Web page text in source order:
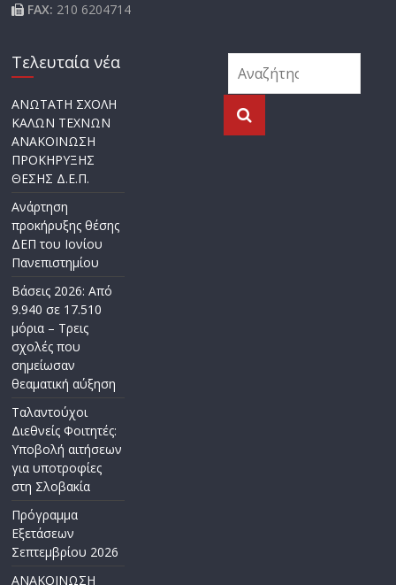
FAX: 210 6204714
Τελευταία νέα
ΑΝΩΤΑΤΗ ΣΧΟΛΗ
ΚΑΛΩΝ ΤΕΧΝΩΝ
ΑΝΑΚΟΙΝΩΣΗ
ΠΡΟΚΗΡΥΞΗΣ
ΘΕΣΗΣ Δ.Ε.Π.
Ανάρτηση
προκήρυξης θέσης
ΔΕΠ του Ιονίου
Πανεπιστημίου
Βάσεις 2026: Από
9.940 σε 17.510
μόρια – Τρεις
σχολές που
σημείωσαν
θεαματική αύξηση
Ταλαντούχοι
Διεθνείς Φοιτητές:
Υποβολή αιτήσεων
για υποτροφίες
στη Σλοβακία
Πρόγραμμα
Εξετάσεων
Σεπτεμβρίου 2026
ΑΝΑΚΟΙΝΩΣΗ